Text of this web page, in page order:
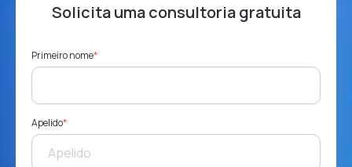
Solicita uma consultoria gratuita
Primeiro nome*
Apelido*